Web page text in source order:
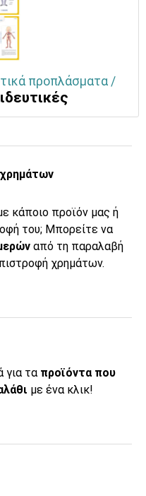
προπλάσματα /
κάποιο προϊόν μας ή
του; Μπορείτε να
από τη παραλαβή
χρημάτων.
για τα προϊόντα που
με ένα κλικ!